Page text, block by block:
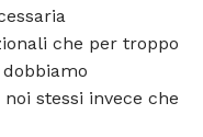
che per troppo
stessi invece che